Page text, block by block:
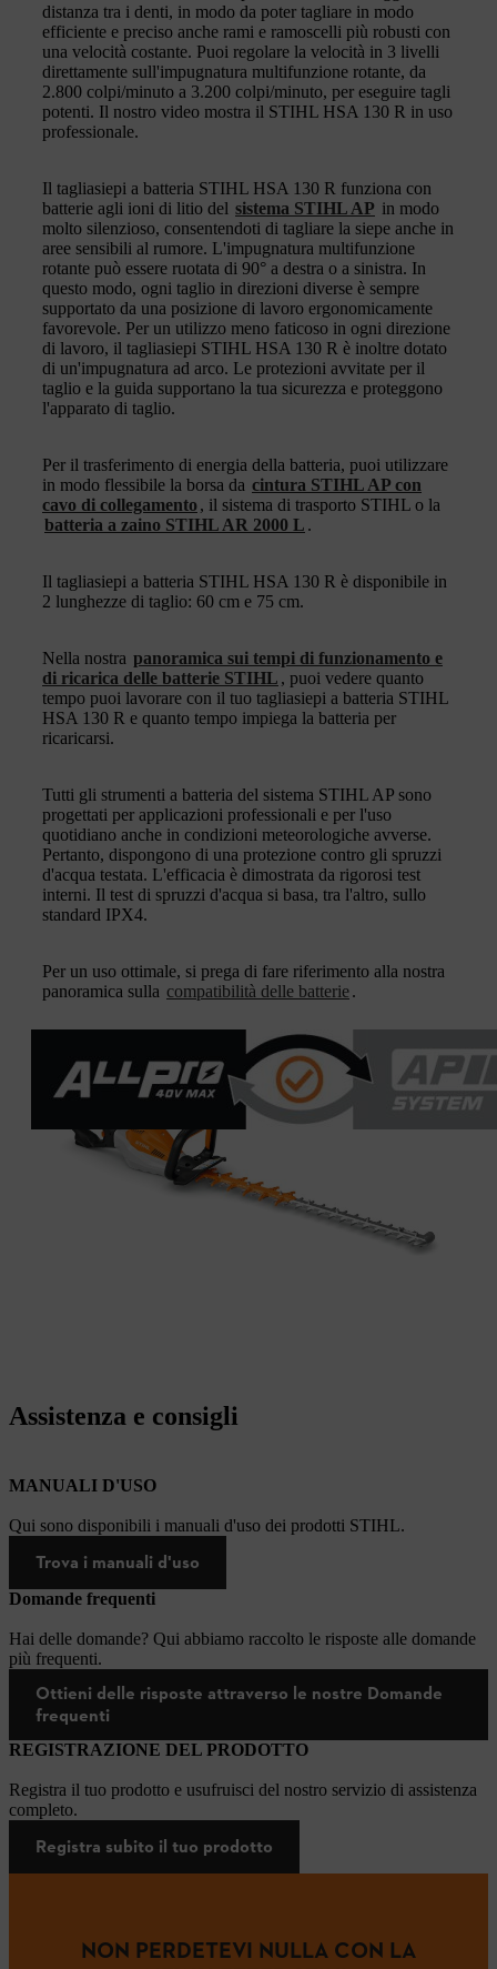
distanza tra i denti, in modo da poter tagliare in modo
efficiente e preciso anche rami e ramoscelli più robusti con
una velocità costante. Puoi regolare la velocità in 3 livelli
direttamente sull'impugnatura multifunzione rotante, da
2.800 colpi/minuto a 3.200 colpi/minuto, per eseguire tagli
potenti. Il nostro video mostra il STIHL HSA 130 R in uso
professionale.
Il tagliasiepi a batteria STIHL HSA 130 R funziona con
batterie agli ioni di litio del sistema STIHL AP in modo
molto silenzioso, consentendoti di tagliare la siepe anche in
aree sensibili al rumore. L'impugnatura multifunzione
rotante può essere ruotata di 90° a destra o a sinistra. In
questo modo, ogni taglio in direzioni diverse è sempre
supportato da una posizione di lavoro ergonomicamente
favorevole. Per un utilizzo meno faticoso in ogni direzione
di lavoro, il tagliasiepi STIHL HSA 130 R è inoltre dotato
di un'impugnatura ad arco. Le protezioni avvitate per il
taglio e la guida supportano la tua sicurezza e proteggono
l'apparato di taglio.
Per il trasferimento di energia della batteria, puoi utilizzare
in modo flessibile la borsa da cintura STIHL AP con
cavo di collegamento , il sistema di trasporto STIHL o la
batteria a zaino STIHL AR 2000 L .
Il tagliasiepi a batteria STIHL HSA 130 R è disponibile in
2 lunghezze di taglio: 60 cm e 75 cm.
Nella nostra panoramica sui tempi di funzionamento e
di ricarica delle batterie STIHL , puoi vedere quanto
tempo puoi lavorare con il tuo tagliasiepi a batteria STIHL
HSA 130 R e quanto tempo impiega la batteria per
ricaricarsi.
Tutti gli strumenti a batteria del sistema STIHL AP sono
progettati per applicazioni professionali e per l'uso
quotidiano anche in condizioni meteorologiche avverse.
Pertanto, dispongono di una protezione contro gli spruzzi
d'acqua testata. L'efficacia è dimostrata da rigorosi test
interni. Il test di spruzzi d'acqua si basa, tra l'altro, sullo
standard IPX4.
Per un uso ottimale, si prega di fare riferimento alla nostra
panoramica sulla compatibilità delle batterie.
Assistenza e consigli
MANUALI D'USO
Qui sono disponibili i manuali d'uso dei prodotti STIHL.
Trova i manuali d'uso
Domande frequenti
Hai delle domande? Qui abbiamo raccolto le risposte alle domande
più frequenti.
Ottieni delle risposte attraverso le nostre Domande
frequenti
REGISTRAZIONE DEL PRODOTTO
Registra il tuo prodotto e usufruisci del nostro servizio di assistenza
completo.
Registra subito il tuo prodotto
NON PERDETEVI NULLA CON LA